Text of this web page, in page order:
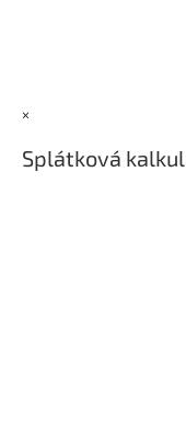
×
Splátková